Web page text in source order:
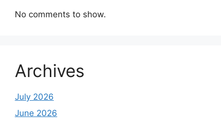
No comments to show.
Archives
July 2026
June 2026